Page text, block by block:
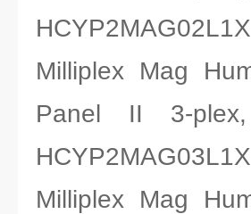
HCYP2MAG02L1X
Milliplex Mag
Panel II 3-
HCYP2MAG03L1X
Milliplex Mag